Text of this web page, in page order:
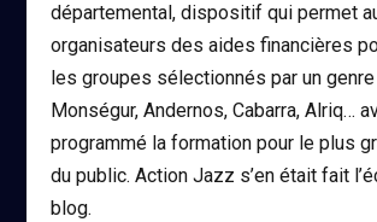
départemental, dispositif qui permet
organisateurs des aides financières
les groupes sélectionnés par un
Monségur, Andernos, Cabarra, Alriq…
programmé la formation pour le plus
du public. Action Jazz s’en était fait
blog.